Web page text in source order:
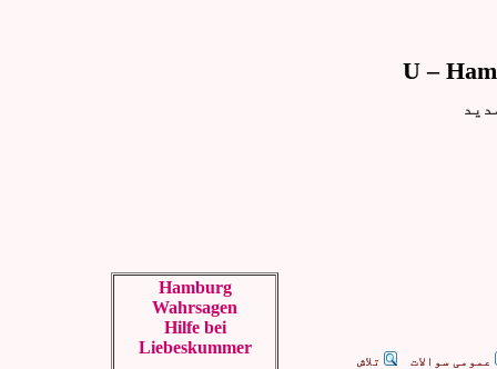
عمومی سوالات تلاش
Hamburg
Wahrsagen
Hilfe bei
Liebeskummer